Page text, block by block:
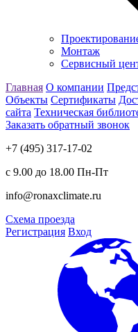
Монтаж
Сервисный
Главная О компании
Объекты Сертификаты
сайта Техническая
Заказать обратный звонок
+7 (495) 317-17-02
с 9.00 до 18.00 Пн-Пт
info@ronaxclimate.ru
Схема проезда
Регистрация Вход